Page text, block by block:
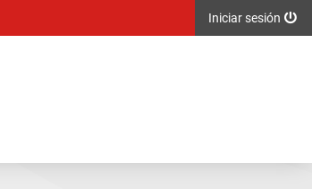
Iniciar sesión